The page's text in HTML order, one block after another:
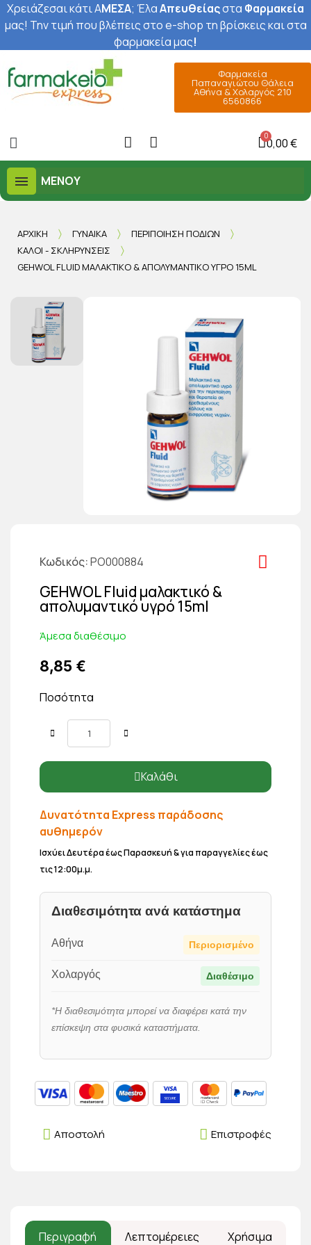
Χρειάζεσαι κάτι ΑΜΕΣΑ; ΈλαΑπευθείαςστα Φαρμακεία
μας! Την τιμή που βλέπεις στο e-shop τη βρίσκεις και στα
φαρμακεία μας!
Φαρμακεία
Παπαναγιώτου Θάλεια
Αθήνα & Χολαργός 210
6560866
0,00 €
ΜΕΝΟΎ
ΑΡΧΙΚΉ ΓΥΝΑΊΚΑ
ΠΕΡΙΠΟΊΗΣΗ ΠΟΔΙΏΝ
ΚΆΛΟΙ - ΣΚΛΗΡΎΝΣΕΙΣ
GEHWOL FLUID ΜΑΛΑΚΤΙΚΌ & ΑΠΟΛΥΜΑΝΤΙΚΌ ΥΓΡΌ 15ML
Κωδικός PO000884
GEHWOL Fluid μαλακτικό &
απολυμαντικό υγρό 15ml
Άμεσα διαθέσιμο
8,85 €
Ποσότητα
Καλάθι
Δυνατότητα Express παράδοσης
αυθημερόν
Ισχύει Δευτέρα έως Παρασκευή & για παραγγελίες έως
τις 12:00μ.μ.
Διαθεσιμότητα ανά κατάστημα
Αθήνα Περιορισμένο
Χολαργός Διαθέσιμο
*Η διαθεσιμότητα μπορεί να διαφέρει κατά την
επίσκεψη στα φυσικά καταστήματα.
Επιστροφές
Αποστολή
Περιγραφή Λεπτομέρειες Χρήσιμα